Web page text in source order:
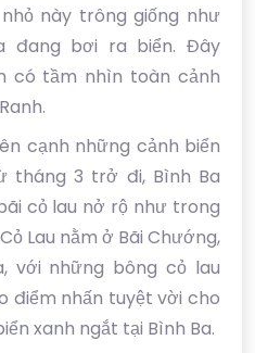
này trông giống như
đang bơi ra biển. Đây
có tầm nhìn toàn cảnh
cạnh những cảnh biển
tháng 3 trở đi, Bình Ba
cỏ lau nở rộ như trong
Lau nằm ở Bãi Chướng,
với những bông cỏ lau
điểm nhấn tuyệt vời cho
xanh ngắt tại Bình Ba.